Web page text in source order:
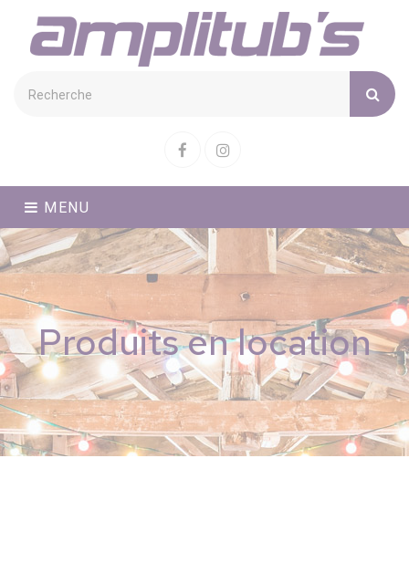
FacebookInstagram
MENU
Produits en location
Cookies management panel